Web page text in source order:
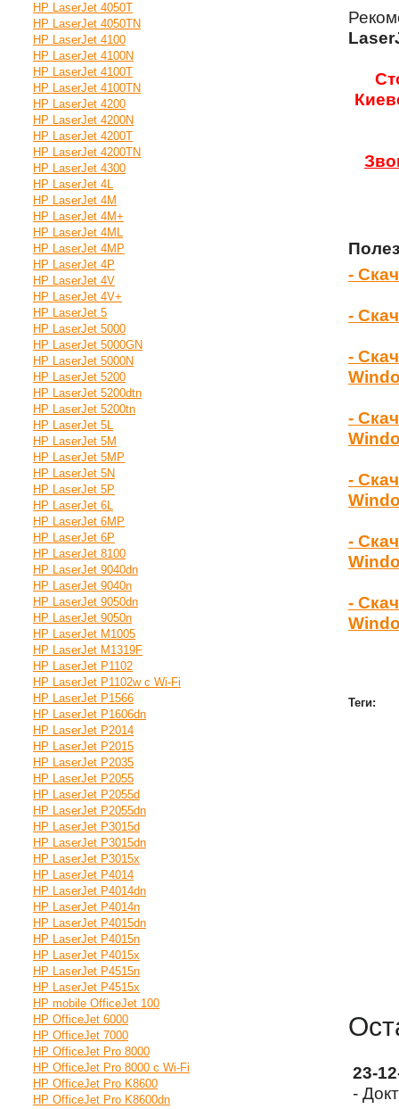
HP LaserJet 4050T
HP LaserJet 4050TN
HP LaserJet 4100
HP LaserJet 4100N
HP LaserJet 4100T
HP LaserJet 4100TN
HP LaserJet 4200
HP LaserJet 4200N
HP LaserJet 4200T
HP LaserJet 4200TN
HP LaserJet 4300
HP LaserJet 4L
HP LaserJet 4M
HP LaserJet 4M+
HP LaserJet 4ML
HP LaserJet 4MP
HP LaserJet 4P
HP LaserJet 4V
HP LaserJet 4V+
HP LaserJet 5
HP LaserJet 5000
HP LaserJet 5000GN
HP LaserJet 5000N
HP LaserJet 5200
HP LaserJet 5200dtn
HP LaserJet 5200tn
HP LaserJet 5L
HP LaserJet 5M
HP LaserJet 5MP
HP LaserJet 5N
HP LaserJet 5P
HP LaserJet 6L
HP LaserJet 6MP
HP LaserJet 6P
HP LaserJet 8100
HP LaserJet 9040dn
HP LaserJet 9040n
HP LaserJet 9050dn
HP LaserJet 9050n
HP LaserJet M1005
HP LaserJet M1319F
HP LaserJet P1102
HP LaserJet P1102w с Wi-Fi
HP LaserJet P1566
HP LaserJet P1606dn
HP LaserJet P2014
HP LaserJet P2015
HP LaserJet P2035
HP LaserJet P2055
HP LaserJet P2055d
HP LaserJet P2055dn
HP LaserJet P3015d
HP LaserJet P3015dn
HP LaserJet P3015x
HP LaserJet P4014
HP LaserJet P4014dn
HP LaserJet P4014n
HP LaserJet P4015dn
HP LaserJet P4015n
HP LaserJet P4015x
HP LaserJet P4515n
HP LaserJet P4515x
HP mobile OfficeJet 100
HP OfficeJet 6000
HP OfficeJet 7000
HP OfficeJet Pro 8000
HP OfficeJet Pro 8000 с Wi-Fi
HP OfficeJet Pro K8600
HP OfficeJet Pro K8600dn
-
-
-
-
-
-
-
Теги:
23-
-